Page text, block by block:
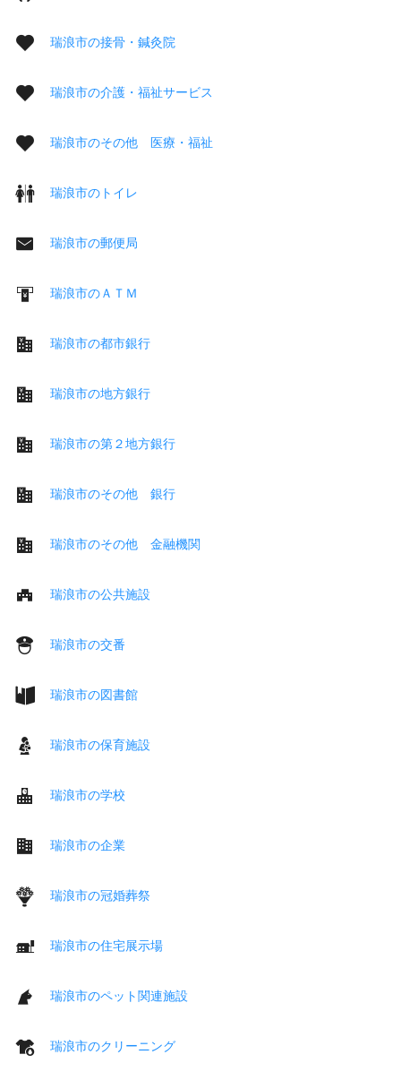
瑞浪市の接骨・鍼灸院
瑞浪市の介護・福祉サービス
瑞浪市のその他 医療・福祉
瑞浪市のトイレ
瑞浪市の郵便局
瑞浪市のＡＴＭ
瑞浪市の都市銀行
瑞浪市の地方銀行
瑞浪市の第２地方銀行
瑞浪市のその他 銀行
瑞浪市のその他 金融機関
瑞浪市の公共施設
瑞浪市の交番
瑞浪市の図書館
瑞浪市の保育施設
瑞浪市の学校
瑞浪市の企業
瑞浪市の冠婚葬祭
瑞浪市の住宅展示場
瑞浪市のペット関連施設
瑞浪市のクリーニング